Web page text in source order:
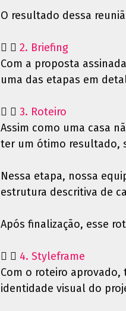
O resultado dessa
2. Briefing
Com a proposta
uma das etapas em
3. Roteiro
Assim como uma casa
ter um ótimo resultado,
Nessa etapa, nossa
estrutura descritiva de
Após finalização, esse
4. Styleframe
Com o roteiro
identidade visual do